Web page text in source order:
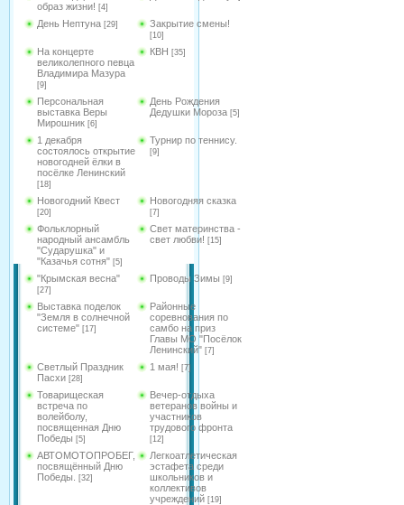
образ жизни! [4]
День Нептуна [29] Закрытие смены!
[10]
На концерте
великолепного певца
Владимира Мазура
[9]
КВН [35]
Персональная
выставка Веры
Мирошник [6]
День Рождения
Дедушки Мороза [5]
1 декабря
состоялось открытие
новогодней ёлки в
посёлке Ленинский
[18]
Турнир по теннису.
[9]
Новогодний Квест
[20]
Новогодняя сказка
[7]
Фольклорный
народный ансамбль
"Сударушка" и
"Казачья сотня" [5]
Свет материнства -
свет любви! [15]
"Крымская весна"
[27]
Проводы Зимы [9]
Выставка поделок
"Земля в солнечной
системе" [17]
Районные
соревнования по
самбо на приз
Главы МО "Посёлок
Ленинский" [7]
Светлый Праздник
Пасхи [28]
1 мая! [7]
Товарищеская
встреча по
волейболу,
посвященная Дню
Победы [5]
Вечер-отдыха
ветеранов войны и
участников
трудового фронта
[12]
АВТОМОТОПРОБЕГ,
посвящённый Дню
Победы.
[32]
Легкоатлетическая
эстафета среди
школьников и
коллективов
учреждений [19]